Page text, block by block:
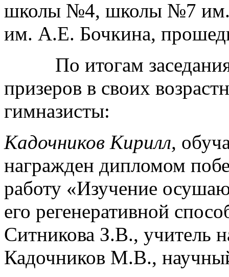
школы №4, школы №7 им.
им. А.Е. Бочкина,
По итогам заседания
призеров в своих
гимназисты:
Кадочников Кирилл,
награжден дипломом
работу «Изучение
его регенеративной
Ситникова З.В., учитель
Кадочников М.В.,